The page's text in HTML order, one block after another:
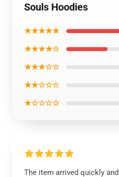
Souls Hoodies
★★★★★
★★★★☆
★★★☆☆
★★☆☆☆
★☆☆☆☆
The item arrived quickly